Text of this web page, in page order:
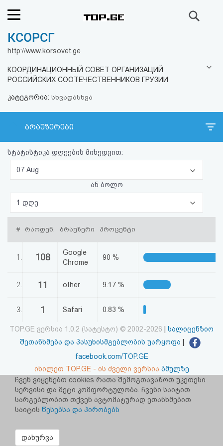
რეიტინგი
კითხვა-
პასუხი
ავტორიზაცია
პაროლის
აღდგენა
HTML
და
პასუხისმგებლობის
უარყოფა
КСОРСГ
http://www.korsovet.ge
КООРДИНАЦИОННЫЙ СОВЕТ ОРГАНИЗАЦИЙ
РОССИЙСКИХ СООТЕЧЕСТВЕННИКОВ ГРУЗИИ
კატეგორია: სხვადასხვა
ბრაუზერები
სტატისტიკა დღეების მიხედვით:
07 Aug
ან ბოლო
1 დღე
# რაოდენ. ბრაუზერი პროცენტი
1. 108
Google
Chrome
90 %
2. 11 other 9.17 %
3. 1 Safari 0.83 %
TOP.GE ვერსია 1.0.2 (სატესტო) © 2002-2026
სალიცენზიო
შეთანხმება და პასუხისმგებლობის უარყოფა
facebook.com/TOP.GE
იხილეთ TOP.GE - ის ძველი ვერსია ბმულზე
რეკლამა TOP.GE - ზე
TOP.GE-ს სერვერების განთავსებას და ინტერნეტთან კავშირს
ჩვენ ვიყენებთ cookies რათა შემოგთავაზოთ უკეთესი
სერვისი და მეტი კომფორტულობა. ჩვენი საიტით
სარგებლობით თქვენ ავტომატურად ეთანხმებით
საიტის წესებსა და პირობებს
დახურვა